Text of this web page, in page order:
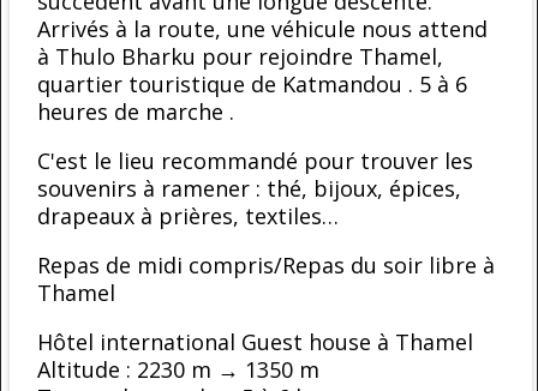
Arrivés à la route, une véhicule nous attend
à Thulo Bharku pour rejoindre Thamel,
quartier touristique de Katmandou . 5 à 6
heures de marche .
C'est le lieu recommandé pour trouver les
souvenirs à ramener : thé, bijoux, épices,
drapeaux à prières, textiles…
Repas de midi compris/Repas du soir libre à
Thamel
Hôtel international Guest house à Thamel
Altitude : 2230 m → 1350 m